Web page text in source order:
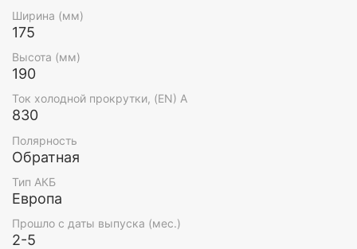
Ширина (мм)
175
Высота (мм)
190
Ток холодной прокрутки, (EN) А
830
Полярность
Обратная
Тип АКБ
Европа
Прошло с даты выпуска (мес.)
2-5